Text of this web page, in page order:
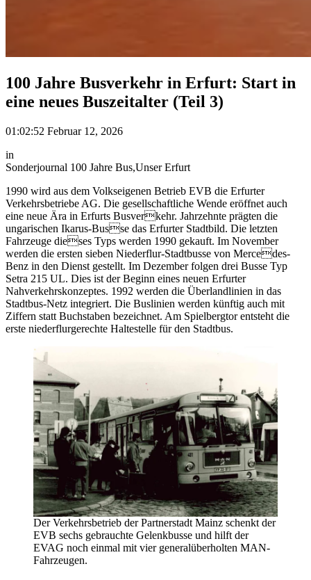
100 Jahre Busverkehr in Erfurt: Start in
eine neues Buszeitalter (Teil 3)
01:02:52 Februar 12, 2026
in
Sonderjournal 100 Jahre Bus,Unser Erfurt
1990 wird aus dem Volkseigenen Betrieb EVB die Erfurter
Verkehrsbetriebe AG. Die gesellschaftliche Wende eröffnet auch
eine neue Ära in Erfurts Busverkehr. Jahrzehnte prägten die
ungarischen Ikarus-Busse das Erfurter Stadtbild. Die letzten
Fahrzeuge dieses Typs werden 1990 gekauft. Im November
werden die ersten sieben Niederflur-Stadtbusse von Mercedes-
Benz in den Dienst gestellt. Im Dezember folgen drei Busse Typ
Setra 215 UL. Dies ist der Beginn eines neuen Erfurter
Nahverkehrskonzeptes. 1992 werden die Überlandlinien in das
Stadtbus-Netz integriert. Die Buslinien werden künftig auch mit
Ziffern statt Buchstaben bezeichnet. Am Spielbergtor entsteht die
erste niederflurgerechte Haltestelle für den Stadtbus.
Der Verkehrsbetrieb der Partnerstadt Mainz schenkt der
EVB sechs gebrauchte Gelenkbusse und hilft der
EVAG noch einmal mit vier generalüberholten MAN-
Fahrzeugen.